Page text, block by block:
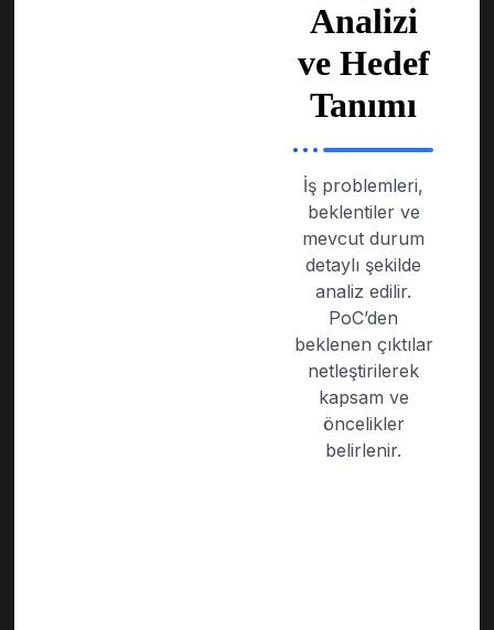
Analizi
ve Hedef
Tanımı
İş problemleri,
beklentiler ve
mevcut durum
detaylı şekilde
analiz edilir.
PoC’den
beklenen çıktılar
netleştirilerek
kapsam ve
öncelikler
belirlenir.